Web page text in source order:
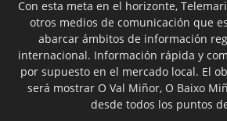
Con esta meta en el horizonte,
otros medios de comunicación que
abarcar ámbitos de información
internacional. Información rápida y
por supuesto en el mercado local. El
será mostrar O Val Miñor, O Baixo
desde todos los puntos